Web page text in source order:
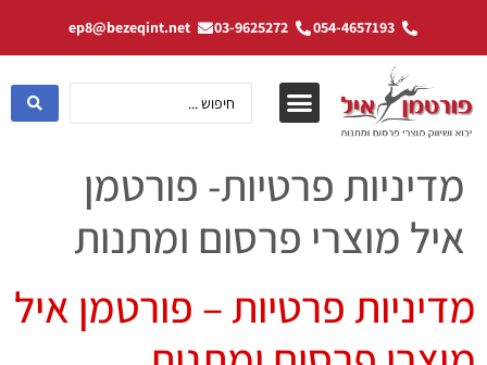
054-4657193
03-9625272
ep8@bezeqint.net
מדיניות פרטיות- פורטמן
איל מוצרי פרסום ומתנות
מדיניות פרטיות – פורטמן איל